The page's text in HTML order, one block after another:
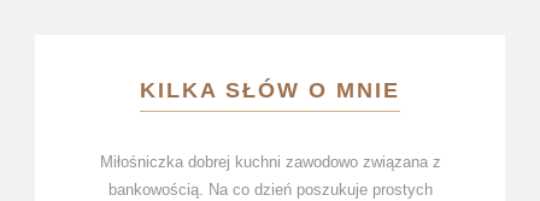
KILKA SŁÓW O MNIE
Miłośniczka dobrej kuchni zawodowo związana z
bankowością. Na co dzień poszukuje prostych